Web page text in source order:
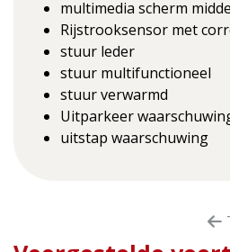
multimedia scherm
Rijstrooksensor met
stuur leder
stuur multifunctioneel
stuur verwarmd
Uitparkeer
uitstap waarschuwing